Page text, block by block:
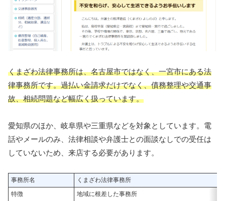
くまざわ法律事務所は、名古屋市ではなく、一宮市にある法
律事務所です。過払い金請求だけでなく、債務整理や交通事
故、相続問題など幅広く扱っています。
愛知県のほか、岐阜県や三重県などを対象としています。電
話やメールのみ、法律相談や弁護士との面談なしでの受任は
していないため、来店する必要があります。
事務所名
くまざわ法律事務所
特徴
地域に根差した事務所